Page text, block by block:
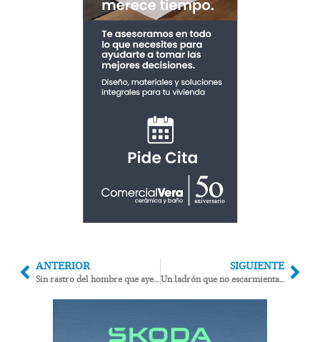
ANTERIOR
Sin rastro del hombre que ayer saltó al agua al hundirse su barco frente a Carboneras
SIGUIENTE
Un ladrón que no escarmienta a prisión por asaltar dos veces la casa de un anciano en Huércal Overa